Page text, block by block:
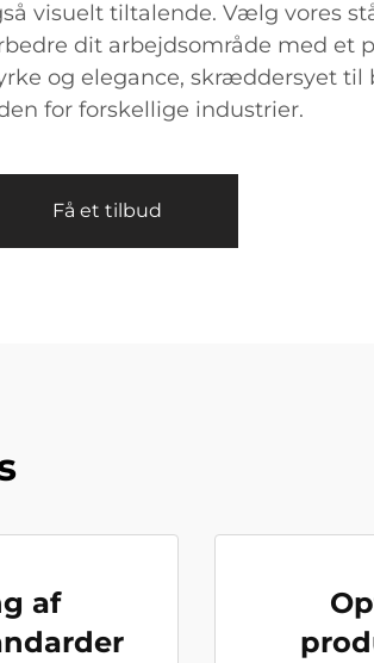
visuelt tiltalende. Vælg vores
dit arbejdsområde med et
og elegance, skræddersyet til
for forskellige industrier.
Få et tilbud
af